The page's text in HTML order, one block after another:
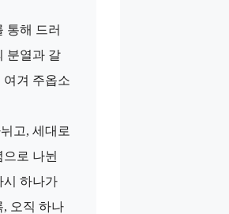
통해 드러
분열과 갈
여겨 주옵소
고, 세대로
로 나뉜
시 하나가
, 오직 하나